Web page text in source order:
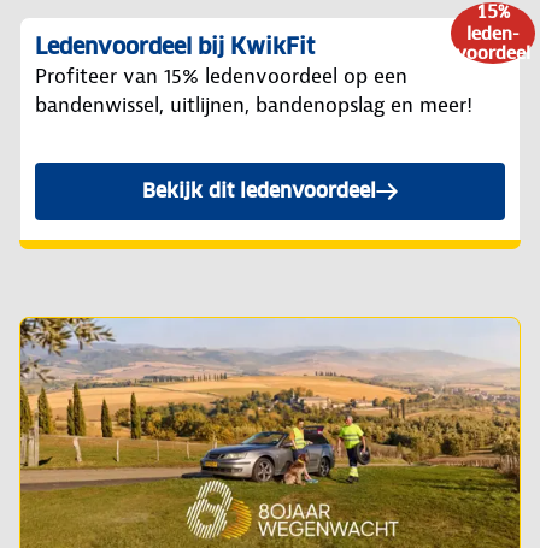
15%
leden-
voordeel
Ledenvoordeel bij KwikFit
Profiteer van 15% ledenvoordeel op een
bandenwissel, uitlijnen, bandenopslag en meer!
Bekijk dit ledenvoordeel